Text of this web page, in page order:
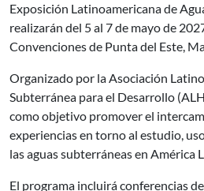
Exposición Latinoamericana de
realizarán del 5 al 7 de mayo de
Convenciones de Punta del Este,
Organizado por la Asociación
Subterránea para el Desarrollo
como objetivo promover el
experiencias en torno al estudio,
las aguas subterráneas en América
El programa incluirá conferencias